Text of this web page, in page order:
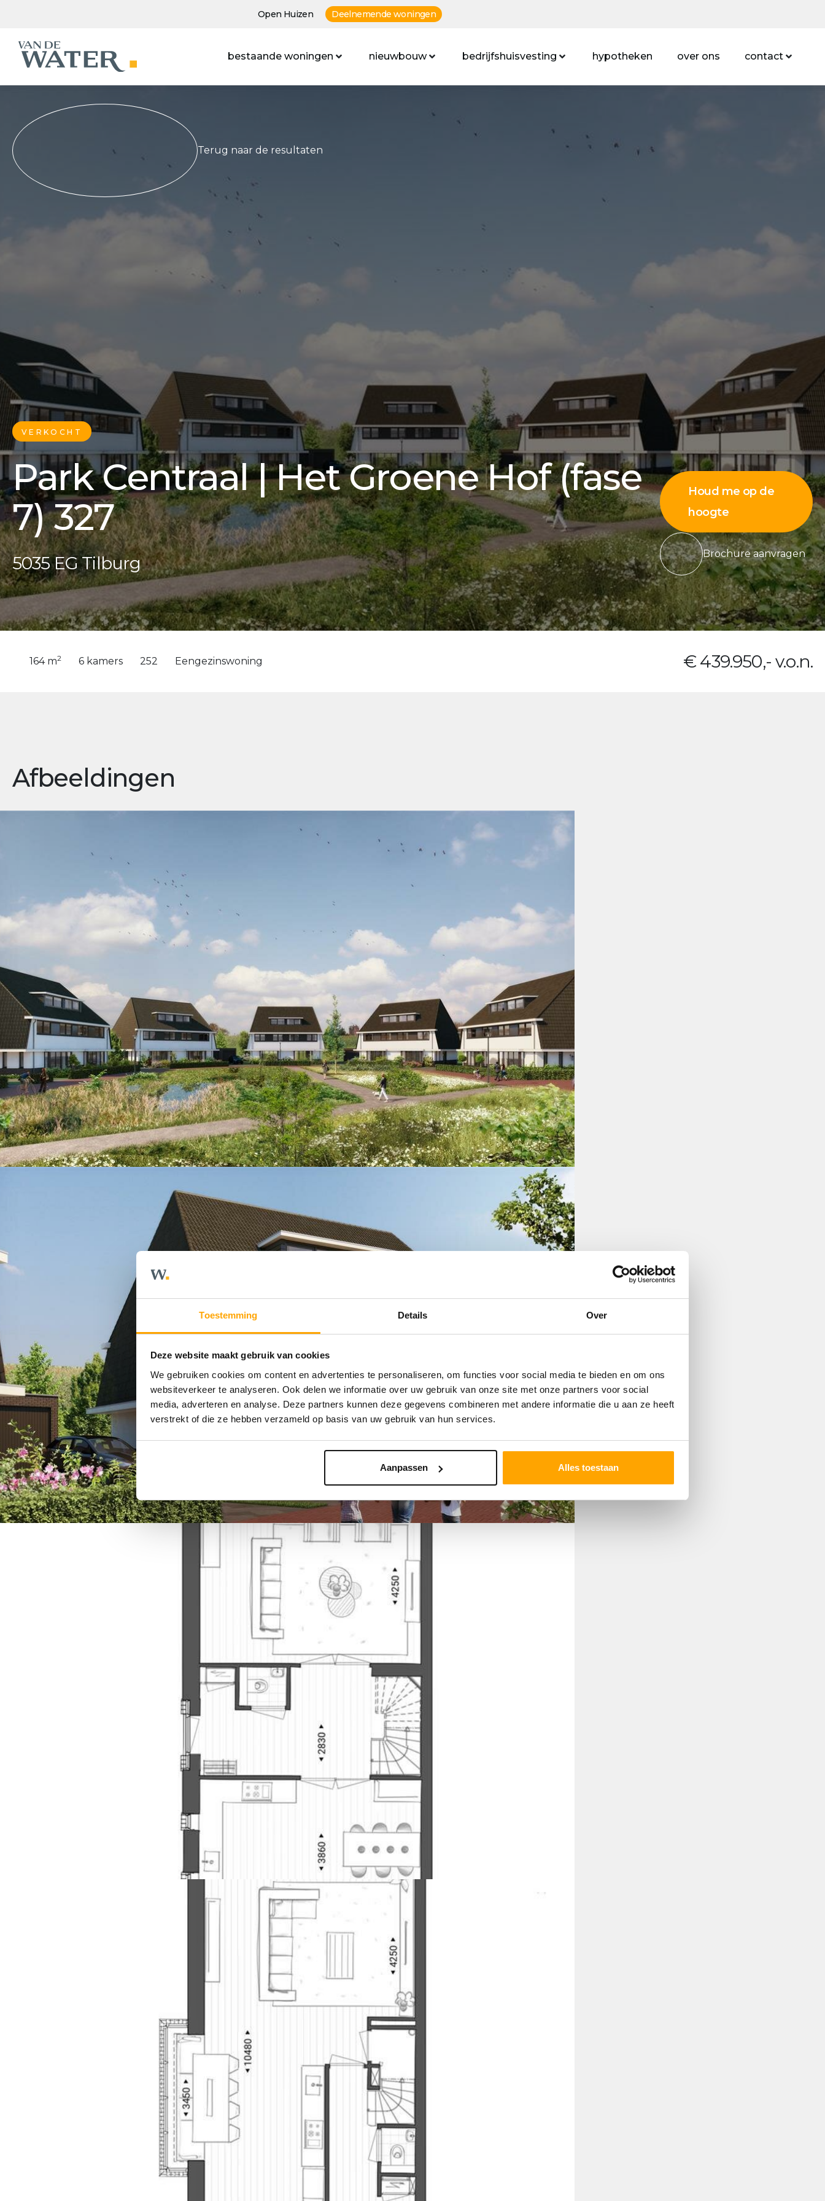
Toestemming Details Over
Deze website maakt gebruik van cookies
We gebruiken cookies om content en advertenties te personaliseren, om functies voor social media te bieden en om ons
websiteverkeer te analyseren. Ook delen we informatie over uw gebruik van onze site met onze partners voor social
media, adverteren en analyse. Deze partners kunnen deze gegevens combineren met andere informatie die u aan ze heeft
verstrekt of die ze hebben verzameld op basis van uw gebruik van hun services.
Aanpassen Alles toestaan
Open Huizen Deelnemende woningen
bestaande woningen nieuwbouw bedrijfshuisvesting hypotheken over ons contact
Terug naar de resultaten
VERKOCHT
Park Centraal | Het Groene Hof (fase
7) 327
5035 EG Tilburg
Houd me op de
hoogte
Brochure aanvragen
164 m2 6 kamers 252 Eengezinswoning € 439.950,- v.o.n.
Afbeeldingen